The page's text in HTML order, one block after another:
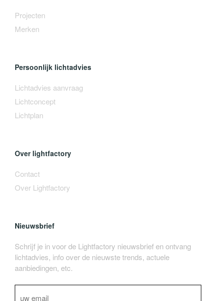
Projecten
Merken
Persoonlijk lichtadvies
Lichtadvies aanvraag
Lichtconcept
Lichtplan
Over lightfactory
Contact
Over Lightfactory
Nieuwsbrief
Schrijf je in voor de Lightfactory nieuwsbrief en ontvang
lichtadvies, info over de nieuwste trends, actuele
aanbiedingen, etc.